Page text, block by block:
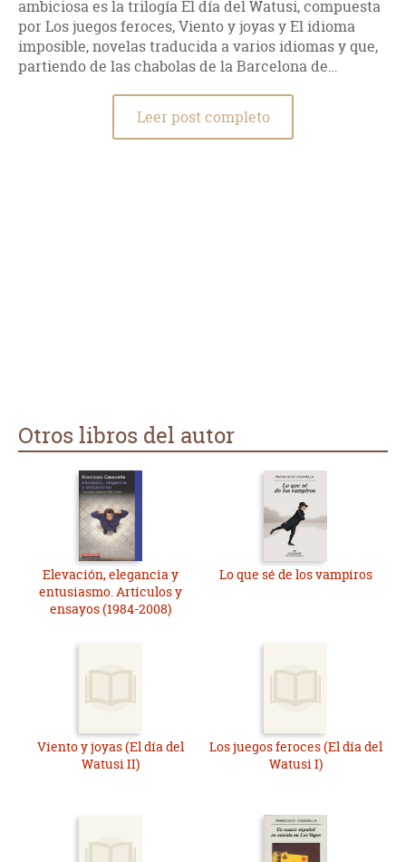
ambiciosa es la trilogía El día del Watusi, compuesta
por Los juegos feroces, Viento y joyas y El idioma
imposible, novelas traducida a varios idiomas y que,
partiendo de las chabolas de la Barcelona de…
Leer post completo
Otros libros del autor
Elevación, elegancia y
entusiasmo. Artículos y
ensayos (1984-2008)
Lo que sé de los vampiros
Viento y joyas (El día del
Watusi II)
Los juegos feroces (El día del
Watusi I)